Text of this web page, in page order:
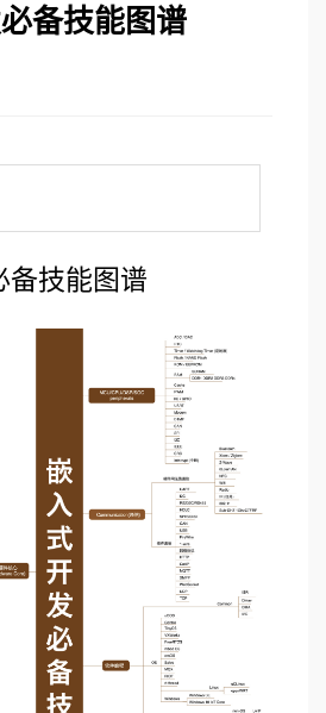
备技能图谱
备技能图谱